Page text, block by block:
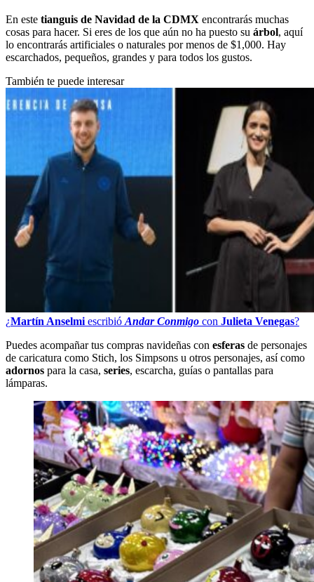
En este tianguis de Navidad de la CDMX encontrarás muchas
cosas para hacer. Si eres de los que aún no ha puesto su árbol, aquí
lo encontrarás artificiales o naturales por menos de $1,000. Hay
escarchados, pequeños, grandes y para todos los gustos.
También te puede interesar
¿Martín Anselmi escribió Andar Conmigo con Julieta Venegas?
Puedes acompañar tus compras navideñas con esferas de personajes
de caricatura como Stich, los Simpsons u otros personajes, así como
adornos para la casa, series, escarcha, guías o pantallas para
lámparas.